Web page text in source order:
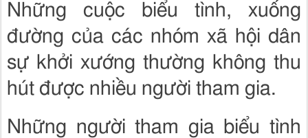
Những cuộc biểu tình, xuống
đường của các nhóm xã hội dân
sự khởi xướng thường không thu
hút được nhiều người tham gia.
Những người tham gia biểu tình